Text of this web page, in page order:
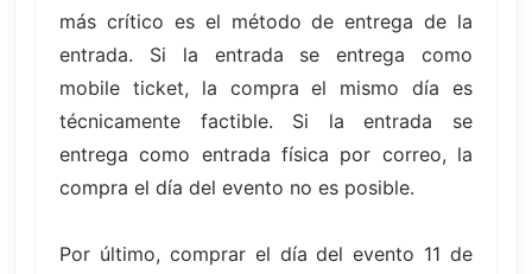
más crítico es el método de entrega de la
entrada. Si la entrada se entrega como
mobile ticket, la compra el mismo día es
técnicamente factible. Si la entrada se
entrega como entrada física por correo, la
compra el día del evento no es posible.
Por último, comprar el día del evento 11 de